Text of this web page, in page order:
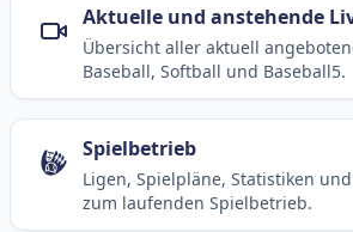
Aktuelle und anstehende
Übersicht aller aktuell
Baseball, Softball und Baseball5.
Spielbetrieb
Ligen, Spielpläne, Statistiken
zum laufenden Spielbetrieb.